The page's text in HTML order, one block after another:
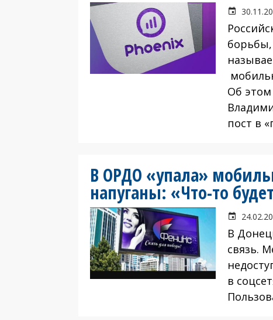
борьбы,
Об этом
пост в
В ОРДО «упала»
напуганы: «Что-то
В
связь.
в